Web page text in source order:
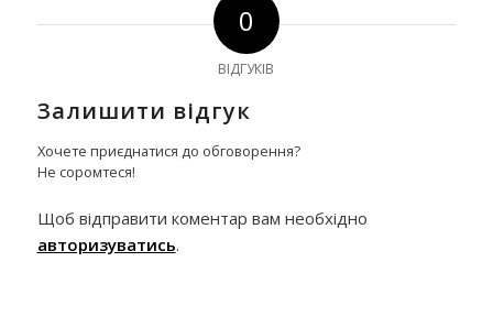
0
ВІДГУКІВ
Залишити відгук
Хочете приєднатися до обговорення?
Не соромтеся!
Щоб відправити коментар вам необхідно
авторизуватись.